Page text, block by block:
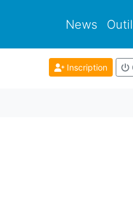
News
Inscription